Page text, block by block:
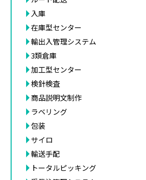
入庫
在庫型センター
輸出入管理システム
3類倉庫
加工型センター
検針検査
商品説明文制作
ラベリング
包装
サイロ
輸送手配
トータルピッキング